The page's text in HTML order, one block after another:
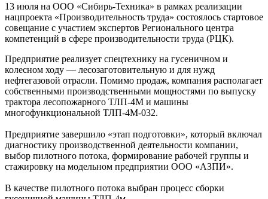
13 июля на ООО «Сибирь-Техника» в рамках реализации
нацпроекта «Производительность труда» состоялось стартовое
совещание с участием экспертов Регионального центра
компетенций в сфере производительности труда (РЦК).
Предприятие реализует спецтехнику на гусеничном и
колесном ходу — лесозаготовительную и для нужд
нефтегазовой отрасли. Помимо продаж, компания располагает
собственными производственными мощностями по выпуску
трактора лесопожарного ТЛП-4М и машины
многофункциональной ТЛП-4М-032.
Предприятие завершило «этап подготовки», который включал
диагностику производственной деятельности компании,
выбор пилотного потока, формирование рабочей группы и
стажировку на модельном предприятии ООО «АЗПИ».
В качестве пилотного потока выбран процесс сборки